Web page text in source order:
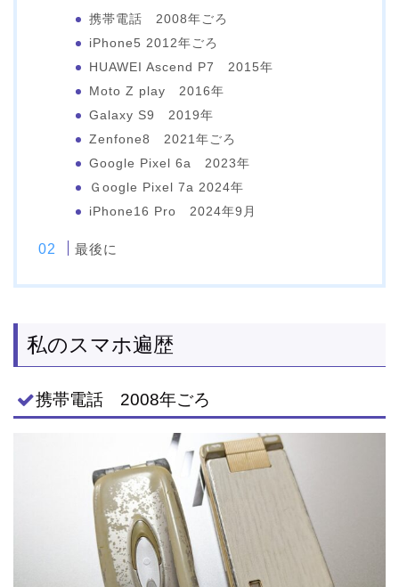
携帯電話 2008年ごろ
iPhone5 2012年ごろ
HUAWEI Ascend P7 2015年
Moto Z play 2016年
Galaxy S9 2019年
Zenfone8 2021年ごろ
Google Pixel 6a 2023年
Ｇoogle Pixel 7a 2024年
iPhone16 Pro 2024年9月
最後に
私のスマホ遍歴
携帯電話 2008年ごろ